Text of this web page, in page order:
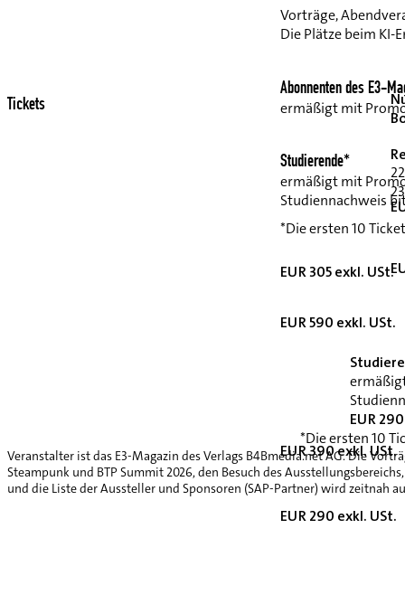
Vorträge,
Die Plätze beim
Abonnenten des E3-
ermäßigt mit
Studierende*
ermäßigt mit
Studiennachweis
*Die ersten 10
EUR 305 exkl. USt.
EUR 590 exkl. USt.
EUR 390 exkl. USt.
EUR 290 exkl. USt.
Tickets
EUR
*Die ersten 10
Veranstalter ist das E3-Magazin des Verlags B4Bmedia.net AG. Die
Steampunk und BTP Summit 2026, den Besuch des
und die Liste der Aussteller und Sponsoren (SAP-Partner) wird zeitnah